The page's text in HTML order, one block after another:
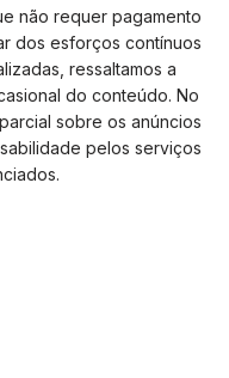
não requer pagamento
dos esforços contínuos
ressaltamos a
do conteúdo. No
sobre os anúncios
pelos serviços